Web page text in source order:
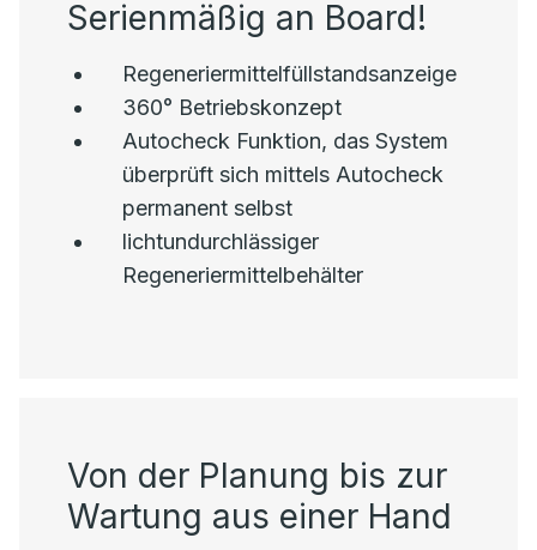
Serienmäßig an Board!
Regeneriermittelfüllstandsanzeige
360° Betriebskonzept
Autocheck Funktion, das System
überprüft sich mittels Autocheck
permanent selbst
lichtundurchlässiger
Regeneriermittelbehälter
Von der Planung bis zur
Wartung aus einer Hand